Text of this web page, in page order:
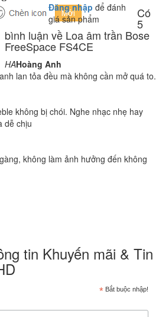
Đăng nhập để đánh
giá sản phẩm
Có
5
bình luận về Loa âm trần Bose
FreeSpace FS4CE
HAHoàng Anh
lan tỏa đều mà không cần mở quá to.
không bị chói. Nghe nhạc nhẹ hay
dễ chịu
không làm ảnh hưởng đến không
tin Khuyến mãi & Tin
* Bắt buộc nhập!